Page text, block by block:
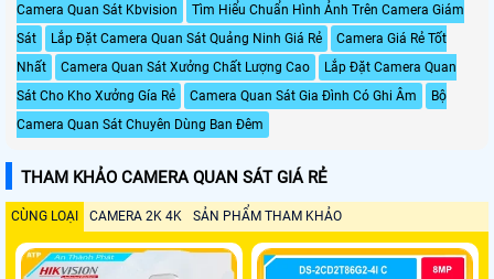
Camera Quan Sát Kbvision
Tìm Hiểu Chuẩn Hình Ảnh Trên Camera Giám
Sát
Lắp Đặt Camera Quan Sát Quảng Ninh Giá Rẻ
Camera Giá Rẻ Tốt
Nhất
Camera Quan Sát Xưởng Chất Lượng Cao
Lắp Đặt Camera Quan
Sát Cho Kho Xưởng Gía Rẻ
Camera Quan Sát Gia Đình Có Ghi Âm
Bộ
Camera Quan Sát Chuyên Dùng Ban Đêm
THAM KHẢO CAMERA QUAN SÁT GIÁ RẺ
CÙNG LOẠI CAMERA 2K 4K SẢN PHẨM THAM KHẢO